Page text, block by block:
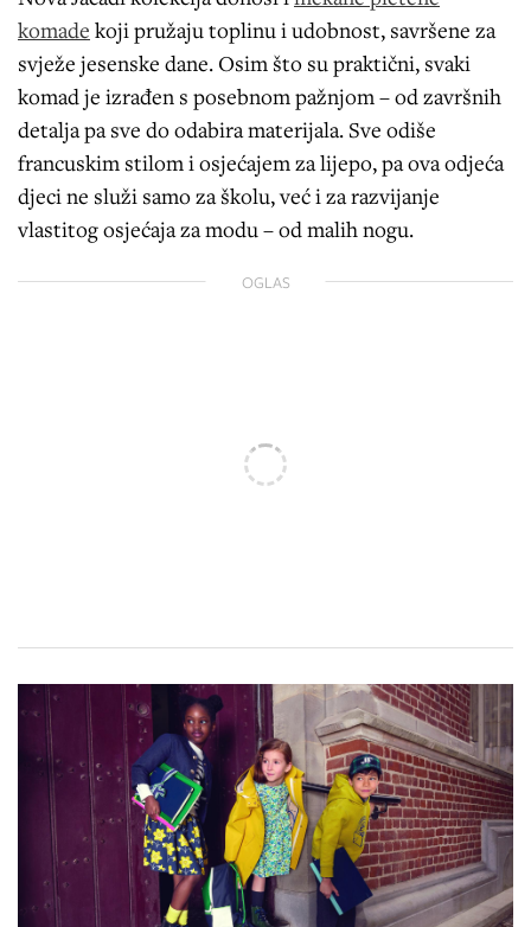
komade koji pružaju toplinu i udobnost, savršene za
svježe jesenske dane. Osim što su praktični, svaki
komad je izrađen s posebnom pažnjom – od završnih
detalja pa sve do odabira materijala. Sve odiše
francuskim stilom i osjećajem za lijepo, pa ova odjeća
djeci ne služi samo za školu, već i za razvijanje
vlastitog osjećaja za modu – od malih nogu.
OGLAS